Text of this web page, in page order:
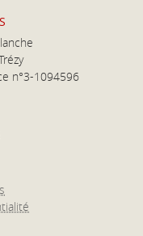
n°3-1094596